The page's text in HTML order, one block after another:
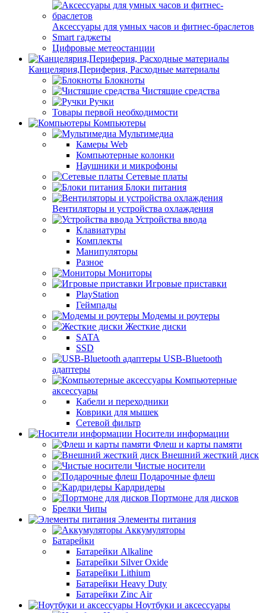
Аксессуары для умных часов и фитнес-браслетов
Smart гаджеты
Цифровые метеостанции
Канцелярия,Периферия, Расходные материалы
Блокноты
Чистящие средства
Ручки
Товары первой необходимости
Компьютеры
Мультимедиа
Камеры Web
Компьютерные колонки
Наушники и микрофоны
Сетевые платы
Блоки питания
Вентиляторы и устройства охлаждения
Устройства ввода
Клавиатуры
Комплекты
Манипуляторы
Разное
Мониторы
Игровые приставки
PlayStation
Геймпады
Модемы и роутеры
Жесткие диски
SATA
SSD
USB-Bluetooth
адаптеры
Компьютерные
аксессуары
Кабели и переходники
Коврики для мышек
Сетевой фильтр
Носители информации
Флеш и карты памяти
Внешний жесткий диск
Чистые носители
Подарочные флеш
Кардридеры
Портмоне для дисков
Брелки Чипы
Элементы питания
Аккумуляторы
Батарейки
Батарейки Alkaline
Батарейки Silver Oxide
Батарейки Lithium
Батарейки Heavy Duty
Батарейки Zinc Air
Ноутбуки и аксессуары